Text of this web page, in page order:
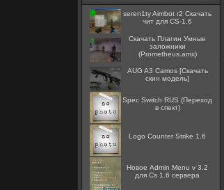
seren1ty Aimbot r2 Скачать
чит для CS-1.6
Скачать Плагин Умные
заложники
(Prometheus.amx)
AUG A3 Camos [Скачать
скин модель]
Spec Switch RUS (Переход
в спект)
Logo Counter Strike 1.6
Новое Admin Menu v 3.2
для Cs 1.6 сервера